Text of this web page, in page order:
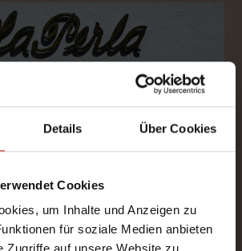
Details Über Cookies
Cookies
um Inhalte und Anzeigen zu
für soziale Medien anbieten
Seit 1956